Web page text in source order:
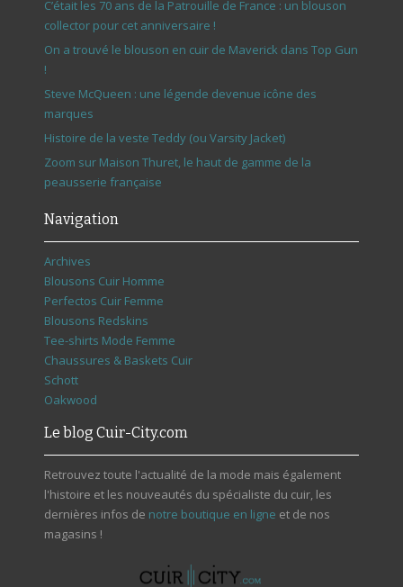
C’était les 70 ans de la Patrouille de France : un blouson
collector pour cet anniversaire !
On a trouvé le blouson en cuir de Maverick dans Top Gun
!
Steve McQueen : une légende devenue icône des
marques
Histoire de la veste Teddy (ou Varsity Jacket)
Zoom sur Maison Thuret, le haut de gamme de la
peausserie française
Navigation
Archives
Blousons Cuir Homme
Perfectos Cuir Femme
Blousons Redskins
Tee-shirts Mode Femme
Chaussures & Baskets Cuir
Schott
Oakwood
Le blog Cuir-City.com
Retrouvez toute l'actualité de la mode mais également
l'histoire et les nouveautés du spécialiste du cuir, les
dernières infos de notre boutique en ligne et de nos
magasins !